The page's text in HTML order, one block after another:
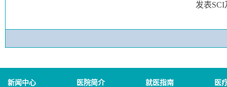
发表SCI
新闻中心 医院简介 就医指南 医